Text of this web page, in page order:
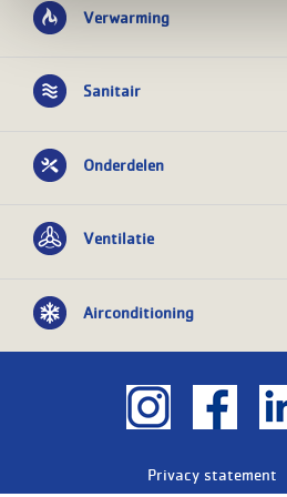
Verwarming
Sanitair
Onderdelen
Ventilatie
Airconditioning
Privacy statement